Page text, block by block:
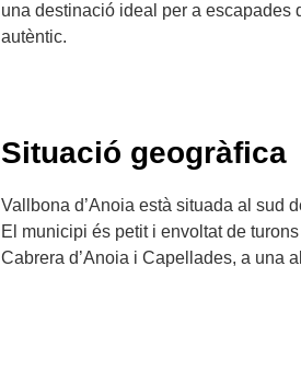
una destinació ideal per a escapades
autèntic.
Situació geogràfica
Vallbona d’Anoia està situada al sud
El municipi és petit i envoltat de
Cabrera d’Anoia i Capellades, a una